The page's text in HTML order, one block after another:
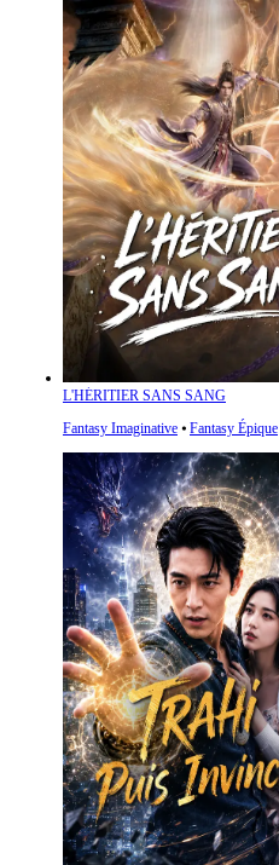
L'HÉRITIER SANS SANG
Fantasy Imaginative ⦁ Fantasy Épique